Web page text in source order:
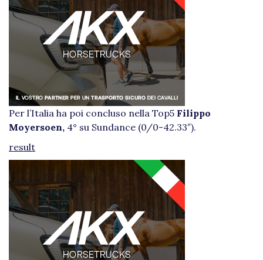
Per l’Italia ha poi concluso nella Top5 Filippo
Moyersoen, 4° su Sundance (0/0-42.33″).
result